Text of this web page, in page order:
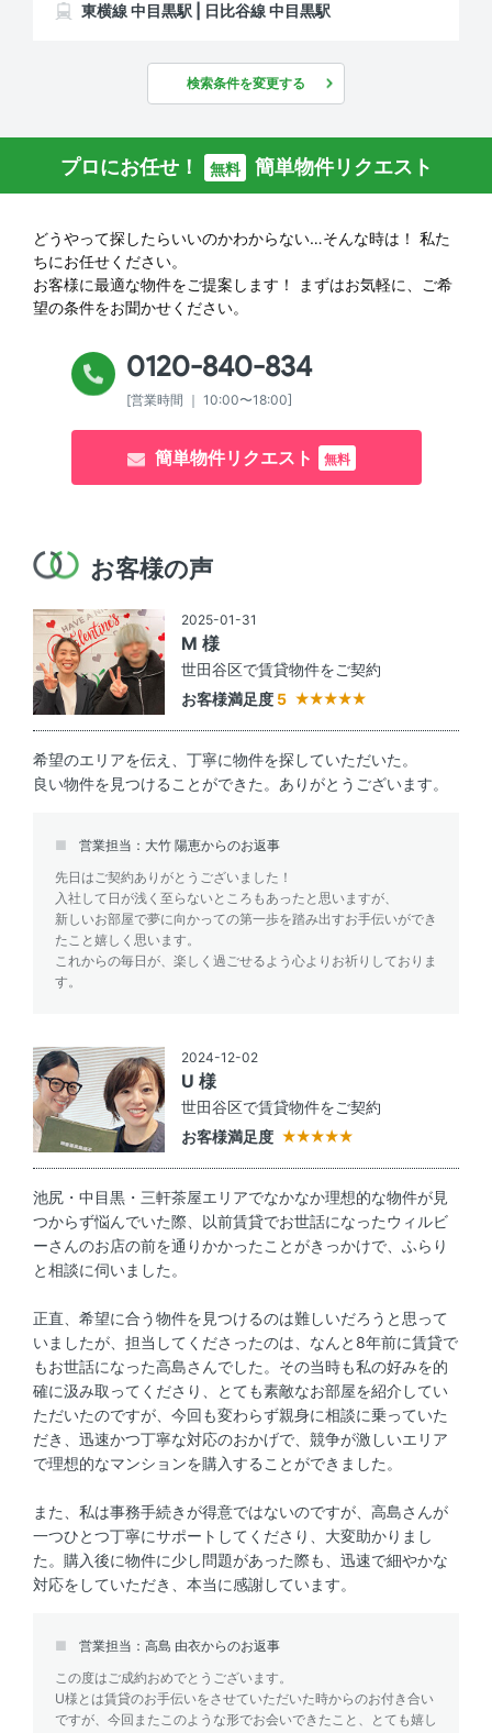
東横線 中目黒駅 | 日比谷線 中目黒駅
検索条件を変更する
プロにお任せ！ 無料 簡単物件リクエスト
どうやって探したらいいのかわからない…そんな時は！ 私た
ちにお任せください。
お客様に最適な物件をご提案します！
まずはお気軽に、ご希
望の条件をお聞かせください。
0120-840-834
[営業時間 ｜ 10:00〜18:00]
簡単物件リクエスト 無料
お客様の声
2025-01-31
M 様
世田谷区で賃貸物件をご契約
お客様満足度 5
希望のエリアを伝え、丁寧に物件を探していただいた。
良い物件を見つけることができた。ありがとうございます。
営業担当：大竹 陽恵からのお返事
先日はご契約ありがとうございました！
入社して日が浅く至らないところもあったと思いますが、
新しいお部屋で夢に向かっての第一歩を踏み出すお手伝いができ
たこと嬉しく思います。
これからの毎日が、楽しく過ごせるよう心よりお祈りしておりま
す。
2024-12-02
U 様
世田谷区で賃貸物件をご契約
お客様満足度
池尻・中目黒・三軒茶屋エリアでなかなか理想的な物件が見
つからず悩んでいた際、以前賃貸でお世話になったウィルビ
ーさんのお店の前を通りかかったことがきっかけで、ふらり
と相談に伺いました。
正直、希望に合う物件を見つけるのは難しいだろうと思って
いましたが、担当してくださったのは、なんと8年前に賃貸で
もお世話になった高島さんでした。その当時も私の好みを的
確に汲み取ってくださり、とても素敵なお部屋を紹介してい
ただいたのですが、今回も変わらず親身に相談に乗っていた
だき、迅速かつ丁寧な対応のおかげで、競争が激しいエリア
で理想的なマンションを購入することができました。
また、私は事務手続きが得意ではないのですが、高島さんが
一つひとつ丁寧にサポートしてくださり、大変助かりまし
た。購入後に物件に少し問題があった際も、迅速で細やかな
対応をしていただき、本当に感謝しています。
営業担当：高島 由衣からのお返事
この度はご成約おめでとうございます。
U様とは賃貸のお手伝いをさせていただいた時からのお付き合い
ですが、今回またこのような形でお会いできたこと、とても嬉し